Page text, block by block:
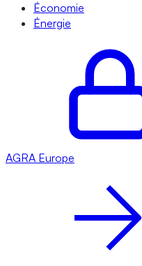
Économie
Énergie
AGRA Europe